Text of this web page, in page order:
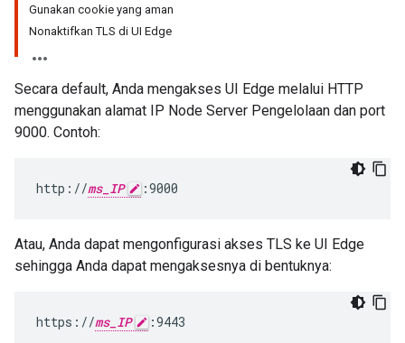
Gunakan cookie yang aman
Nonaktifkan TLS di UI Edge
Secara default, Anda mengakses UI Edge melalui HTTP
menggunakan alamat IP Node Server Pengelolaan dan port
9000. Contoh:
http://ms_IP :9000
Atau, Anda dapat mengonfigurasi akses TLS ke UI Edge
sehingga Anda dapat mengaksesnya di bentuknya:
https://ms_IP :9443